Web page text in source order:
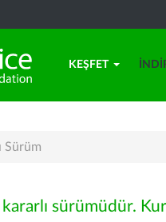
KEŞFET
Sürüm
sürümüdür.